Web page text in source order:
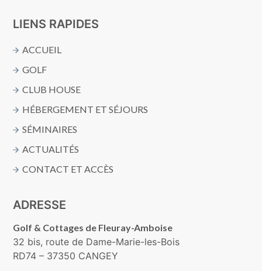
LIENS RAPIDES
ACCUEIL
GOLF
CLUB HOUSE
HÉBERGEMENT ET SÉJOURS
SÉMINAIRES
ACTUALITÉS
CONTACT ET ACCÈS
ADRESSE
Golf & Cottages de Fleuray-Amboise
32 bis, route de Dame-Marie-les-Bois
RD74 – 37350 CANGEY